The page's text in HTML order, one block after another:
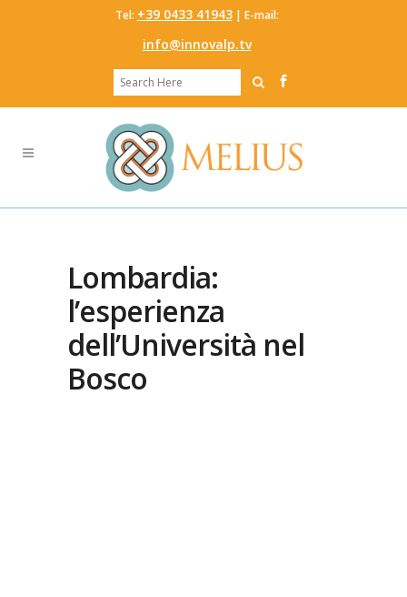
Tel: ‭+39 0433 41943‬ | E-mail:
info@innovalp.tv
Lombardia:
l’esperienza
dell’Università nel
Bosco